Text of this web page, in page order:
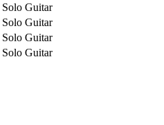
Solo Guitar
Solo Guitar
Solo Guitar
Solo Guitar